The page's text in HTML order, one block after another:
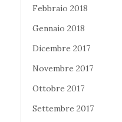
Febbraio 2018
Gennaio 2018
Dicembre 2017
Novembre 2017
Ottobre 2017
Settembre 2017